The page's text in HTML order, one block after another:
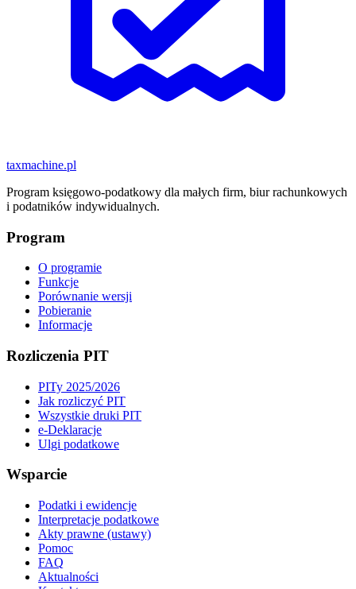
taxmachine.pl
Program księgowo-podatkowy dla małych firm, biur rachunkowych
i podatników indywidualnych.
Program
O programie
Funkcje
Porównanie wersji
Pobieranie
Informacje
Rozliczenia PIT
PITy 2025/2026
Jak rozliczyć PIT
Wszystkie druki PIT
e-Deklaracje
Ulgi podatkowe
Wsparcie
Podatki i ewidencje
Interpretacje podatkowe
Akty prawne (ustawy)
Pomoc
FAQ
Aktualności